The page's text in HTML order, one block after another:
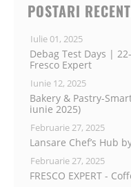
POSTARI
Iulie 01, 2025
Debag Test Days |
Fresco Expert
Iunie 12, 2025
Bakery & Pastry-
iunie 2025)
Februarie 27, 2025
Lansare Chef’s Hub
Februarie 27, 2025
FRESCO EXPERT -